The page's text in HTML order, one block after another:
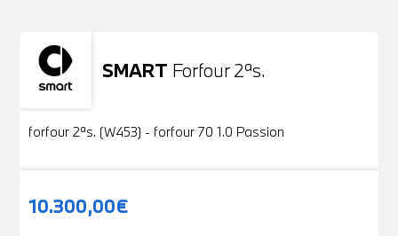
SMART Forfour 2ªs.
Usato
forfour 2ªs. (W453) - forfour 70 1.0 Passion
10.300,00€